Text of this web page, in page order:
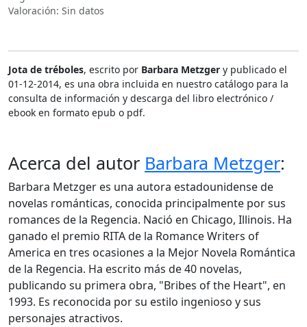
Valoración: Sin datos
Jota de tréboles, escrito por Barbara Metzger y publicado el
01-12-2014, es una obra incluida en nuestro catálogo para la
consulta de información y descarga del libro electrónico /
ebook en formato epub o pdf.
Acerca del autor Barbara Metzger:
Barbara Metzger es una autora estadounidense de
novelas románticas, conocida principalmente por sus
romances de la Regencia. Nació en Chicago, Illinois. Ha
ganado el premio RITA de la Romance Writers of
America en tres ocasiones a la Mejor Novela Romántica
de la Regencia. Ha escrito más de 40 novelas,
publicando su primera obra, "Bribes of the Heart", en
1993. Es reconocida por su estilo ingenioso y sus
personajes atractivos.